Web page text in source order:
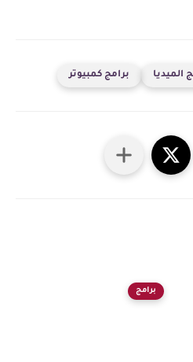
الميديا برامج كمبيوتر
برامج